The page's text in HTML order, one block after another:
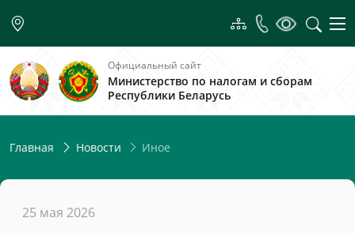
Официальный сайт
Министерство по налогам и сборам
Республики Беларусь
Главная Новости Иное
25 мая 2026